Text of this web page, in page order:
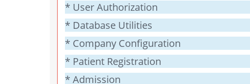
* User Authorization
* Database Utilities
* Company Configuration
* Patient Registration
* Admission